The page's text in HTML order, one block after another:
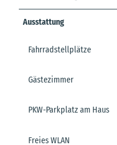
Ausstattung
Fahrradstellplätze
Gästezimmer
PKW-Parkplatz am Haus
Freies WLAN